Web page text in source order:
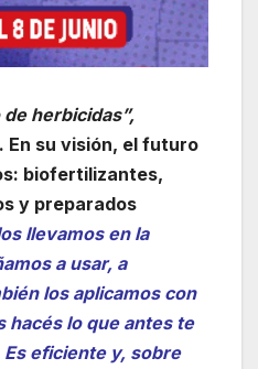
de herbicidas”,
En su visión, el futuro
biofertilizantes,
y preparados
llevamos en la
a usar, a
los aplicamos con
hacés lo que antes te
eficiente y, sobre